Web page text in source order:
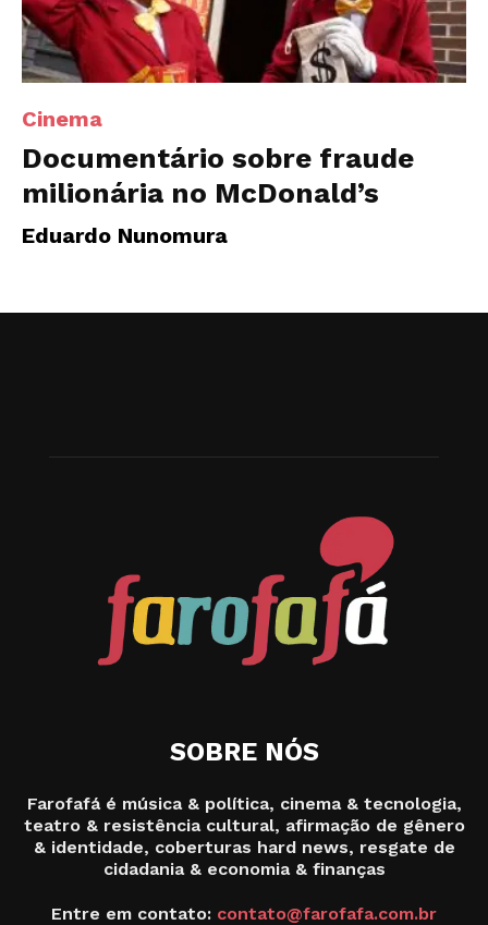
Cinema
Documentário sobre fraude
milionária no McDonald’s
Eduardo Nunomura
SOBRE NÓS
Farofafá é música & política, cinema & tecnologia,
teatro & resistência cultural, afirmação de gênero
& identidade, coberturas hard news, resgate de
cidadania & economia & finanças
Entre em contato: contato@farofafa.com.br